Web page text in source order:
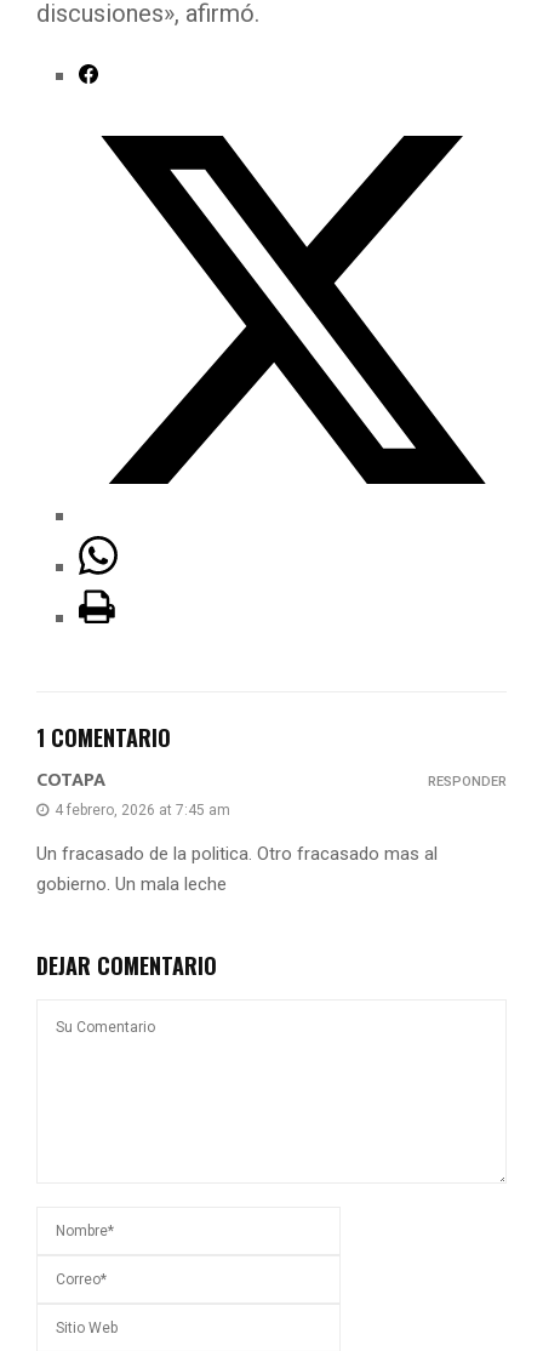
discusiones», afirmó.
1 COMENTARIO
COTAPA
4 febrero, 2026 at 7:45 am
Un fracasado de la politica. Otro fracasado mas al
gobierno. Un mala leche
RESPONDER
DEJAR COMENTARIO